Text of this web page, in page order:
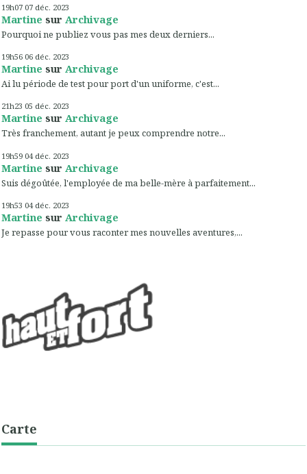
19h07 07 déc. 2023
Martine sur Archivage
Pourquoi ne publiez vous pas mes deux derniers...
19h56 06 déc. 2023
Martine sur Archivage
Ai lu période de test pour port d'un uniforme, c'est...
21h23 05 déc. 2023
Martine sur Archivage
Très franchement, autant je peux comprendre notre...
19h59 04 déc. 2023
Martine sur Archivage
Suis dégoûtée, l'employée de ma belle-mère à parfaitement...
19h53 04 déc. 2023
Martine sur Archivage
Je repasse pour vous raconter mes nouvelles aventures,...
Carte